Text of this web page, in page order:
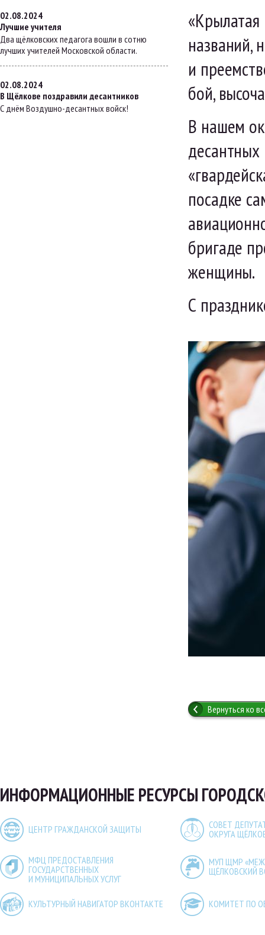
02.08.2024
Лучшие учителя
Два щёлковских педагога вошли в сотню
лучших учителей Московской области.
02.08.2024
В Щёлкове поздравили десантников
С днём Воздушно-десантных войск!
«Крылатая
названий,
и
бой,
В нашем
посадке
бригаде
женщины.
С
Вернуться ко
ИНФОРМАЦИОННЫЕ РЕСУРСЫ
ЦЕНТР ГРАЖДАНСКОЙ ЗАЩИТЫ
СОВЕТ
ОКРУГА
МФЦ ПРЕДОСТАВЛЕНИЯ
ГОСУДАРСТВЕННЫХ
И МУНИЦИПАЛЬНЫХ УСЛУГ
МУП ЩМР
ЩЁЛКОВСКИЙ
КУЛЬТУРНЫЙ НАВИГАТОР ВКОНТАКТЕ КОМИТЕТ ПО